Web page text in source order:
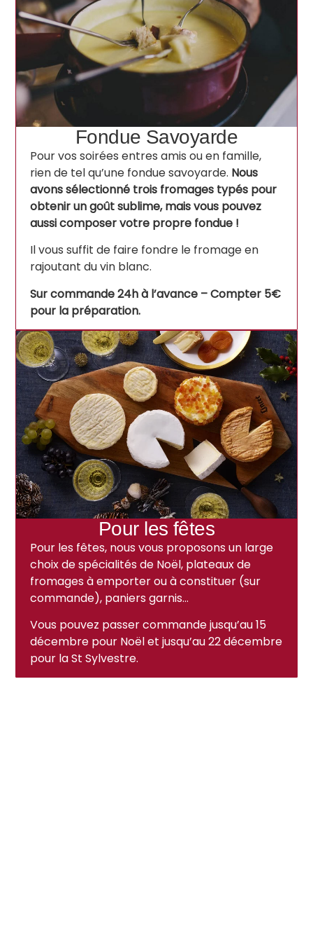
Fondue Savoyarde
Pour vos soirées entres amis ou en famille,
rien de tel qu’une fondue savoyarde. Nous
avons sélectionné trois fromages typés pour
obtenir un goût sublime, mais vous pouvez
aussi composer votre propre fondue !
Il vous suffit de faire fondre le fromage en
rajoutant du vin blanc.
Sur commande 24h à l’avance – Compter 5€
pour la préparation.
Pour les fêtes
Pour les fêtes, nous vous proposons un large
choix de spécialités de Noël, plateaux de
fromages à emporter ou à constituer (sur
commande), paniers garnis…
Vous pouvez passer commande jusqu’au 15
décembre pour Noël et jusqu’au 22 décembre
pour la St Sylvestre.